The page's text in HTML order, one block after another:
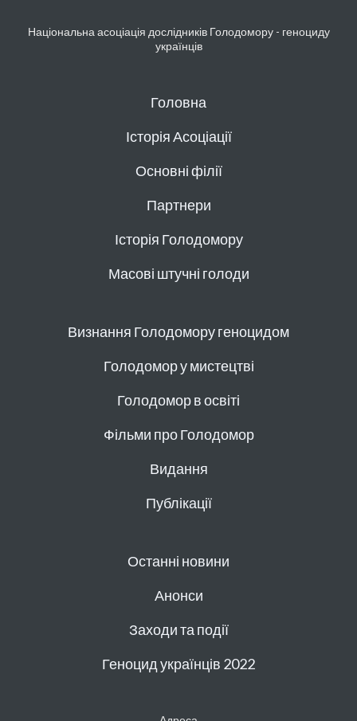
Національна асоціація дослідників Голодомору - геноциду
українців
Головна
Історія Асоціації
Основні філії
Партнери
Історія Голодомору
Масові штучні голоди
Визнання Голодомору геноцидом
Голодомор у мистецтві
Голодомор в освіті
Фільми про Голодомор
Видання
Публікації
Останні новини
Анонси
Заходи та події
Геноцид українців 2022